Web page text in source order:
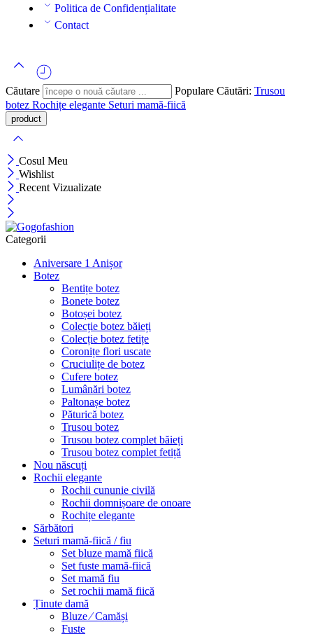
Politica de Confidențialitate
Contact
Căutare Populare Căutări: Trusou
botez Rochițe elegante Seturi mamă-fiică
Cosul Meu
Wishlist
Recent Vizualizate
Categorii
Aniversare 1 Anișor
Botez
Bentițe botez
Bonete botez
Botoșei botez
Colecție botez băieți
Colecție botez fetițe
Coronițe flori uscate
Cruciulițe de botez
Cufere botez
Lumânări botez
Paltonașe botez
Păturică botez
Trusou botez
Trusou botez complet băieți
Trusou botez complet fetiță
Nou născuți
Rochii elegante
Rochii cununie civilă
Rochii domnișoare de onoare
Rochițe elegante
Sărbători
Seturi mamă-fiică / fiu
Set bluze mamă fiică
Set fuste mamă-fiică
Set mamă fiu
Set rochii mamă fiică
Ținute damă
Bluze ⁄ Camăși
Fuste